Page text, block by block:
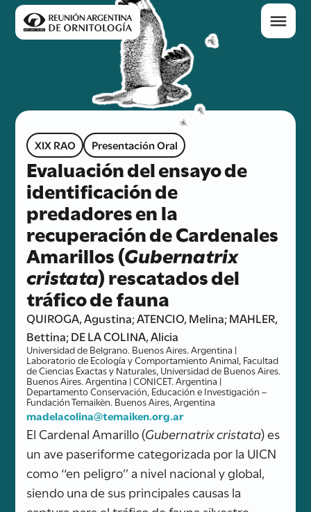
XIX RAO Presentación Oral
Evaluación del ensayo de
identificación de
predadores en la
recuperación de Cardenales
Amarillos (Gubernatrix
cristata) rescatados del
tráfico de fauna
QUIROGA, Agustina; ATENCIO, Melina; MAHLER,
Bettina; DE LA COLINA, Alicia
Universidad de Belgrano. Buenos Aires. Argentina |
Laboratorio de Ecología y Comportamiento Animal, Facultad
de Ciencias Exactas y Naturales, Universidad de Buenos Aires.
Buenos Aires. Argentina | CONICET. Argentina |
Departamento Conservación, Educación e Investigación –
Fundación Temaikèn. Buenos Aires, Argentina
madelacolina@temaiken.org.ar
El Cardenal Amarillo (Gubernatrix cristata) es
un ave paseriforme categorizada por la UICN
como ‘‘en peligro’’ a nivel nacional y global,
siendo una de sus principales causas la